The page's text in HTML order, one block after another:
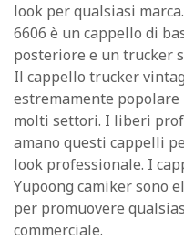
look per qualsiasi
6606 è un cappello di
posteriore e un trucker
Il cappello trucker
estremamente
molti settori. I liberi
amano questi cappelli
look professionale. I
Yupoong camiker sono
per promuovere
commerciale.